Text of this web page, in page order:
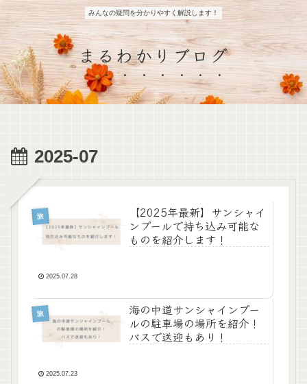
みんなの疑問を分かりやすく解説します！
まるわかりブログ
2025-07
旅
【2025年最新】サンシャイ
ンプールで持ち込み可能な
ものを紹介します！
2025.07.28
旅
海の中道サンシャインプー
ルの駐車場の場所を紹介！
バスで送迎もあり！
2025.07.23